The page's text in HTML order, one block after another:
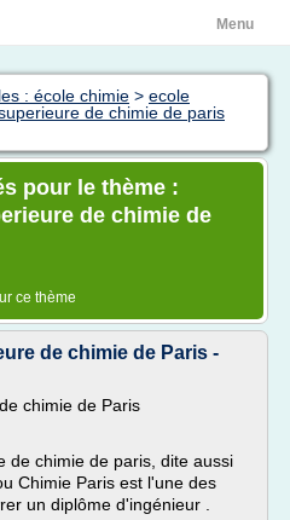
Menu
: école chimie > ecole
de chimie de paris
pour le thème :
de chimie de
ce thème
de chimie de Paris -
chimie de Paris
de chimie de paris, dite aussi
Chimie Paris est l'une des
un diplôme d'ingénieur .